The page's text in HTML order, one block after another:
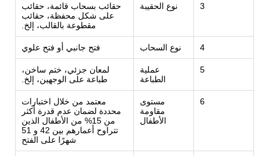
3 نوع الحقيبة
حقائب بسحاب قائمة، حقائب
على شكل محفظة، حقائب
مقطوعة بالقالب، إلخ.
4 نوع السحاب فتح جانبي أو فتح علوي
5
عملية
الطباعة
لمعان جزئي، ختم ساخن،
طباعة على الوجهين، إلخ.
6
مستوى
مقاومة
الأطفال
معتمد من خلال اختبارات
محددة لضمان عدم قدرة أكثر
من 15% من الأطفال الذين
تتراوح أعمارهم بين 42 و 51
شهرًا على الفتح